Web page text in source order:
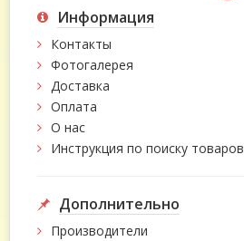
Информация
Контакты
Фотогалерея
Доставка
Оплата
О нас
Инструкция по поиску товаров
Дополнительно
Производители